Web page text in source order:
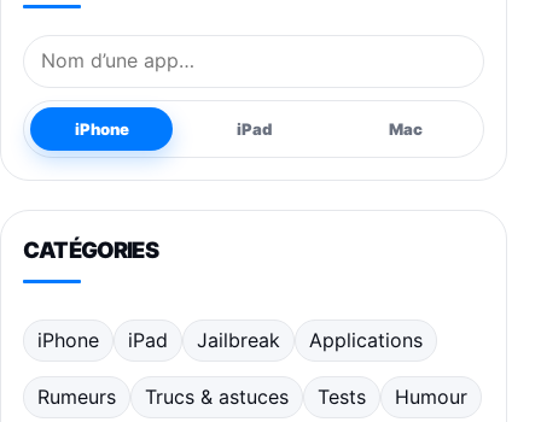
Nom de l’application
iPhone iPad Mac
CATÉGORIES
iPhone iPad Jailbreak Applications
Rumeurs Trucs & astuces Tests Humour